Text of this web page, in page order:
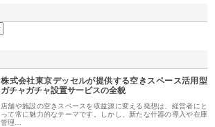
株式会社東京デッセルが提供する空きスペース活用型
ガチャガチャ設置サービスの全貌
店舗や施設の空きスペースを収益源に変える発想は、経営者にと
って常に魅力的なテーマです。しかし、新たな什器の導入や在庫
管理…